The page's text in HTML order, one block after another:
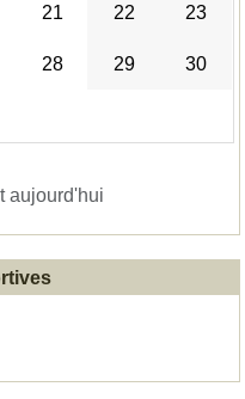
21 22 23
28 29 30
aujourd'hui